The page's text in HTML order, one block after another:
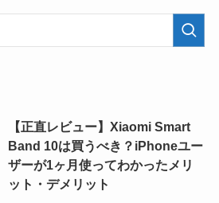
【正直レビュー】Xiaomi Smart
Band 10は買うべき？iPhoneユー
ザーが1ヶ月使ってわかったメリ
ット・デメリット